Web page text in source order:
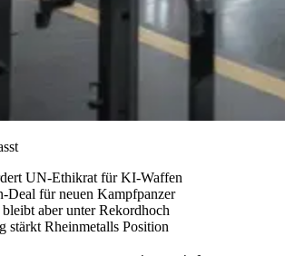
UN-Ethikrat für KI-Waffen
Deal für neuen Kampfpanzer
aber unter Rekordhoch
stärkt Rheinmetalls Position